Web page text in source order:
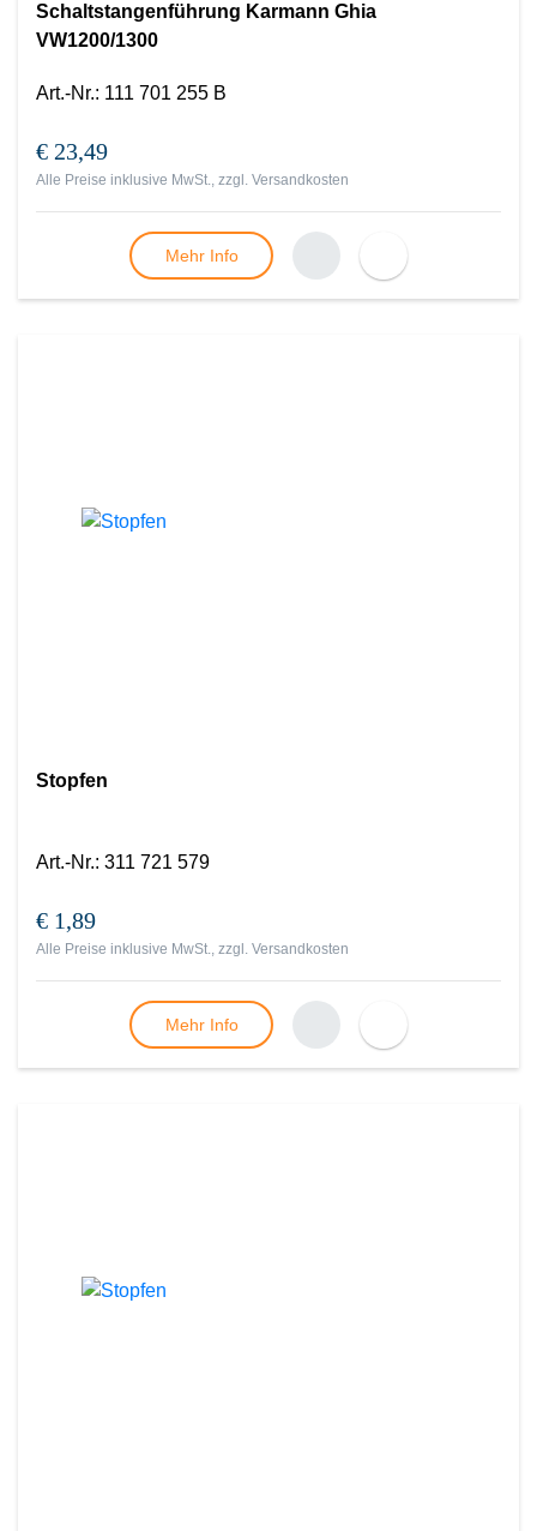
Schaltstangenführung Karmann Ghia
VW1200/1300
Art.-Nr.: 111 701 255 B
€ 23,49
Alle Preise inklusive MwSt., zzgl. Versandkosten
Mehr Info
Stopfen
Art.-Nr.: 311 721 579
€ 1,89
Alle Preise inklusive MwSt., zzgl. Versandkosten
Mehr Info